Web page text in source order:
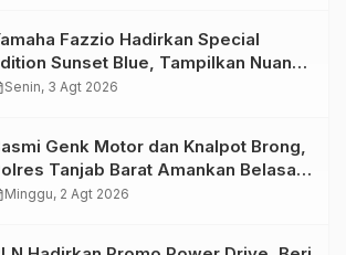
Fazzio Hadirkan Special
Sunset Blue, Tampilkan Nuansa
Summer yang Semakin Skena
Senin, 3 Agt 2026
Genk Motor dan Knalpot Brong,
Tanjab Barat Amankan Belasan
Minggu, 2 Agt 2026